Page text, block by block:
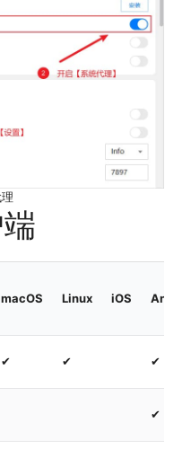
macOS Linux iOS
✔ ✔ ✔
✔